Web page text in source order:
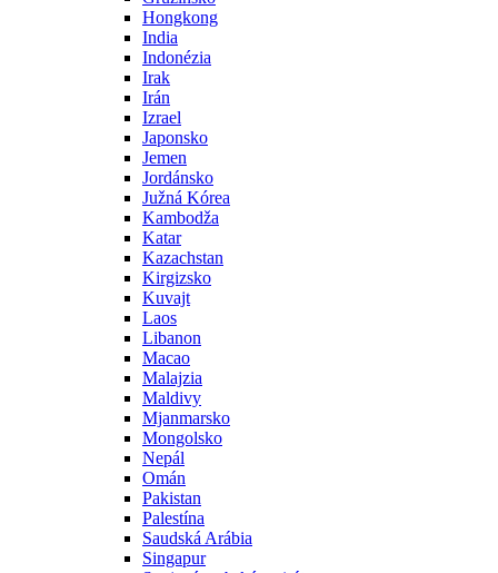
Hongkong
India
Indonézia
Irak
Irán
Izrael
Japonsko
Jemen
Jordánsko
Južná Kórea
Kambodža
Katar
Kazachstan
Kirgizsko
Kuvajt
Laos
Libanon
Macao
Malajzia
Maldivy
Mjanmarsko
Mongolsko
Nepál
Omán
Pakistan
Palestína
Saudská Arábia
Singapur